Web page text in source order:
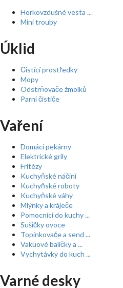
Horkovzdušné vesta ...
Mini trouby
Úklid
Čistící prostředky
Mopy
Odstrňovače žmolků
Parní čističe
Vaření
Domácí pekárny
Elektrické grily
Fritézy
Kuchyňské náčiní
Kuchyňské roboty
Kuchyňské váhy
Mlýnky a kráječe
Pomocníci do kuchy ...
Sušičky ovoce
Topinkovače a send ...
Vakuové baličky a ...
Vychytávky do kuch ...
Varné desky